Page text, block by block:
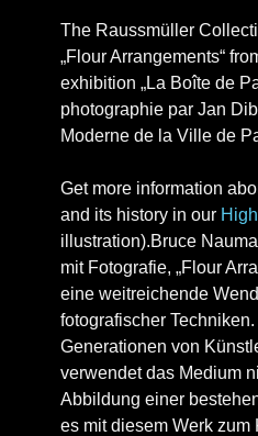
The Raussmüller
„Flour Arrangements“
exhibition „La Boîte de
photographie par Jan
Moderne de la Ville de
Get more information
and its history in our
illustration).Bruce
mit Fotografie, „Flour
eine weitreichende
fotografischer
Generationen von
verwendet das Medium
Abbildung einer
es mit diesem Werk